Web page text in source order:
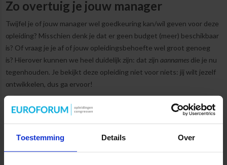
Toestemming Details Over
Zo overtuig je jouw manager
Twijfel je of jouw manager wel goedkeuring kan/wil geven voor deze
opleiding? Misschien denk je dat er geen budget (meer) beschikbaar
is? Of vraag je je af of jouw opleidingsbehoefte wel groot genoeg
is? Hierover kunnen we heel duidelijk zijn: dat zijn aannamesdie je nu
tegenhouden. Je bekijkt deze opleiding niet voor niets: jij wilt jezelf
ontwikkelen, dus ga ervoor!
Wij helpen je om de drempel richting jouw manager weg te
nemen.In dit blog geven we je 10 tips
waarmee je je goed
persoonlijke opleidingsvoorstel. Jouw manager móet daarna wel
overtuigd zijn!